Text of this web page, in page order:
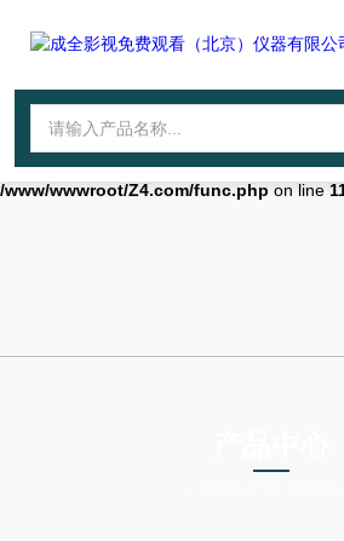
Warning: mkdir(): No space left on device in
file_put_contents(./cachefile_yuan/
failed to open stream: No such file or
/www/wwwroot/Z4.com/func.php on line